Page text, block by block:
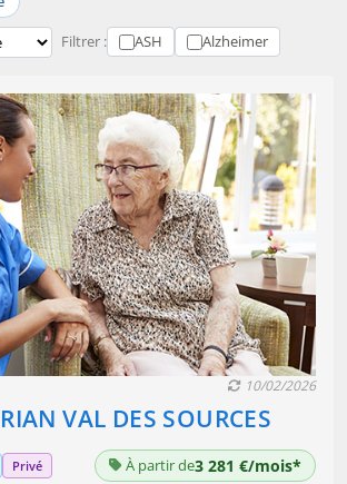
Filtrer : ASH Alzheimer
VAL DES SOURCES
10/02/2026
Privé À partir de3 281 €/mois*